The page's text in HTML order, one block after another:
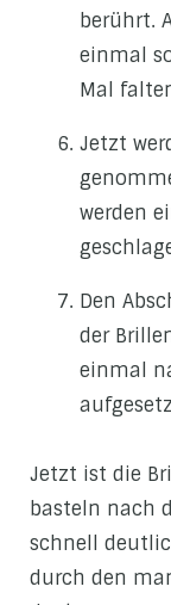
berührt.
einmal
Mal
Jetzt
werden
Den
der
einmal
Jetzt ist die
basteln nach
schnell
durch den